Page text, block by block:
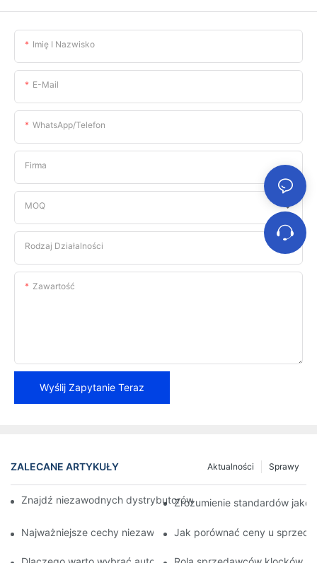
Imię I Nazwisko
E-Mail
WhatsApp/telefon
Firma
MOQ
Rodzaj Działalności
Zawartość
Wyślij Zapytanie Teraz
ZALECANE ARTYKUŁY Sprawy
Aktualności
Znajdź niezawodnych dystrybutorów klocków hamulcowych
Zrozumienie standardów
Najważniejsze cechy niezawodnego sprzedawcy klocków
Jak porównać ceny u